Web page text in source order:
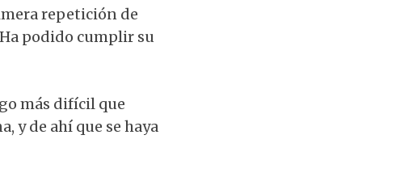
repetición de
Ha podido cumplir su
más difícil que
y de ahí que se haya